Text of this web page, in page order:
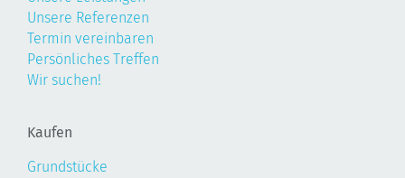
Unsere Referenzen
Termin vereinbaren
Persönliches Treffen
Wir suchen!
Kaufen
Grundstücke